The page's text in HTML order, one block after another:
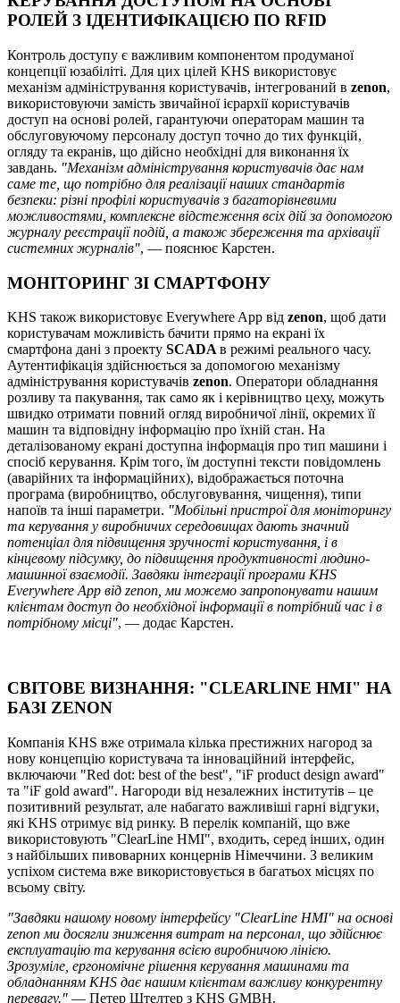
РОЛЕЙ З ІДЕНТИФІКАЦІЄЮ ПО RFID
Контроль доступу є важливим компонентом продуманої
концепції юзабіліті. Для цих цілей KHS використовує
механізм адміністрування користувачів, інтегрований в zenon,
використовуючи замість звичайної ієрархії користувачів
доступ на основі ролей, гарантуючи операторам машин та
обслуговуючому персоналу доступ точно до тих функцій,
огляду та екранів, що дійсно необхідні для виконання їх
завдань. "Механізм адміністрування користувачів дає нам
саме те, що потрібно для реалізації наших стандартів
безпеки: різні профілі користувачів з багаторівневими
можливостями, комплексне відстеження всіх дій за допомогою
журналу реєстрації подій, а також збереження та архівації
системних журналів", — пояснює Карстен.
МОНІТОРИНГ ЗІ СМАРТФОНУ
KHS також використовує Everywhere App від zenon, щоб дати
користувачам можливість бачити прямо на екрані їх
смартфона дані з проекту SCADAв режимі реального часу.
Аутентифікація здійснюється за допомогою механізму
адміністрування користувачів zenon. Оператори обладнання
розливу та пакування, так само як і керівництво цеху, можуть
швидко отримати повний огляд виробничої лінії, окремих її
машин та відповідну інформацію про їхній стан. На
деталізованому екрані доступна інформація про тип машини і
спосіб керування. Крім того, їм доступні тексти повідомлень
(аварійних та інформаційних), відображається поточна
програма (виробництво, обслуговування, чищення), типи
напоїв та інші параметри. "Мобільні пристрої для моніторингу
та керування у виробничих середовищах дають значний
потенціал для підвищення зручності користування, і в
кінцевому підсумку, до підвищення продуктивності людино-
машинної взаємодії. Завдяки інтеграції програми KHS
Everywhere App від zenon, ми можемо запропонувати нашим
клієнтам доступ до необхідної інформації в потрібний час і в
потрібному місці", — додає Карстен.
СВІТОВЕ ВИЗНАННЯ: "CLEARLINE HMI" НА
БАЗІ ZENON
Компанія KHS вже отримала кілька престижних нагород за
нову концепцію користувача та інноваційний інтерфейс,
включаючи "Red dot: best of the best", "iF product design award"
та "iF gold award". Нагороди від незалежних інститутів – це
позитивний результат, але набагато важливіші гарні відгуки,
які KHS отримує від ринку. В перелік компаній, що вже
використовують "ClearLine HMI", входить, серед інших, один
з найбільших пивоварних концернів Німеччини. З великим
успіхом система вже використовується в багатьох місцях по
всьому світу.
"Завдяки нашому новому інтерфейсу "ClearLine HMI" на основі
zenon ми досягли зниження витрат на персонал, що здійснює
експлуатацію та керування всією виробничою лінією.
Зрозуміле, ергономічне рішення керування машинами та
обладнанням KHS дає нашим клієнтам важливу конкурентну
перевагу." — Петер Штелтер з KHS GMBH.